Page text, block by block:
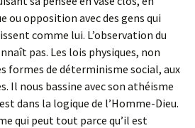
ou opposition avec des gens qui
comme lui. L’observation du
pas. Les lois physiques, non
formes de déterminisme social, aux
Il nous bassine avec son athéisme
dans la logique de l’Homme-Dieu.
qui peut tout parce qu’il est